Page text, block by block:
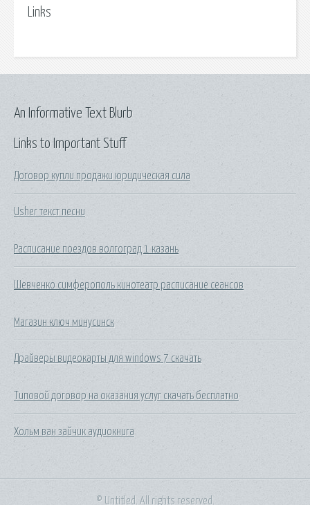
Links
Links to Important Stuff
Договор купли продажи юридическая сила
Usher текст песни
Расписание поездов волгоград 1 казань
Шевченко симферополь кинотеатр расписание сеансов
Магазин ключ минусинск
Драйверы видеокарты для windows 7 скачать
Типовой договор на оказания услуг скачать бесплатно
Хольм ван зайчик аудиокнига
An Informative Text Blurb
© Untitled. All rights reserved.